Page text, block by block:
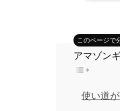
アマゾン
使い道